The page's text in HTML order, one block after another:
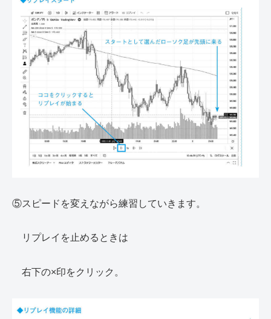
⑤スピードを変えながら練習していきます。
リプレイを止めるときは
右下の×印をクリック。